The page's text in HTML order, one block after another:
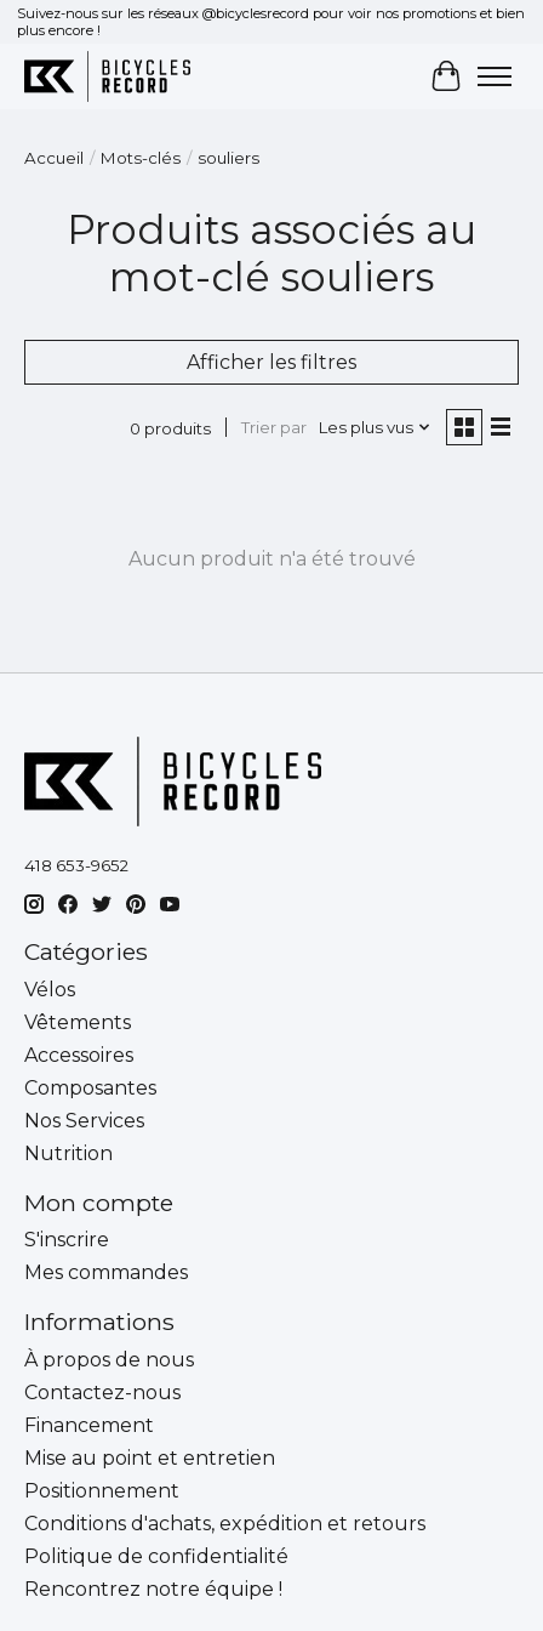
Suivez-nous sur les réseaux @bicyclesrecord pour voir nos promotions et bien
plus encore !
Panier
Accueil / Mots-clés / souliers
Produits associés au
mot-clé souliers
Afficher les filtres
0 produits Trier par Les plus vus
Aucun produit n'a été trouvé
418 653-9652
Catégories
Vélos
Vêtements
Accessoires
Composantes
Nos Services
Nutrition
Mon compte
S'inscrire
Mes commandes
Informations
À propos de nous
Contactez-nous
Financement
Mise au point et entretien
Positionnement
Conditions d'achats, expédition et retours
Politique de confidentialité
Rencontrez notre équipe !